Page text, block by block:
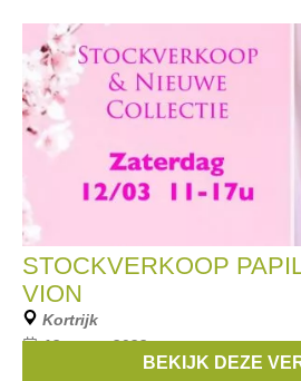
STOCKVERKOOP
VION
Kortrijk
12 maart 2022
Stockverkoop bij dameskledingboetiek
BEKIJK DEZE